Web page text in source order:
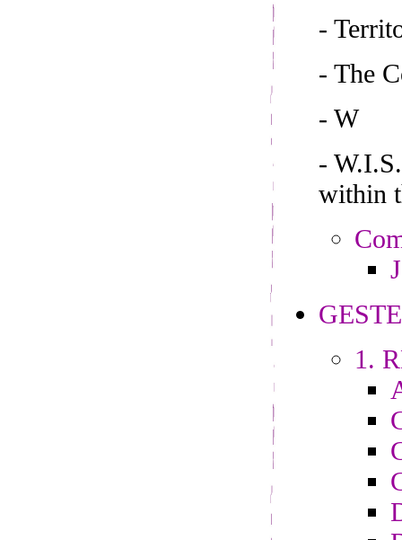
-
- The
- W
-
within
1.